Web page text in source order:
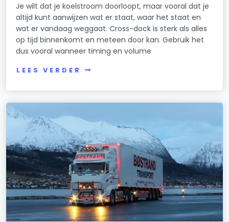
Je wilt dat je koelstroom doorloopt, maar vooral dat je
altijd kunt aanwijzen wat er staat, waar het staat en
wat er vandaag weggaat. Cross-dock is sterk als alles
op tijd binnenkomt en meteen door kan. Gebruik het
dus vooral wanneer timing en volume
LEES VERDER